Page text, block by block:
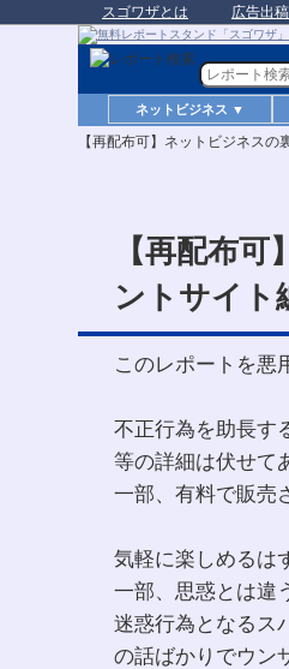
スゴワザとは 広告出稿
ネットビジネス ▼
【再配布可】ネットビジネス
【再配布
ントサイト
このレポートを悪
不正行為を助長す
等の詳細は伏せて
一部、有料で販売
気軽に楽しめるは
一部、思惑とは違
迷惑行為となるス
の話ばかりでウン